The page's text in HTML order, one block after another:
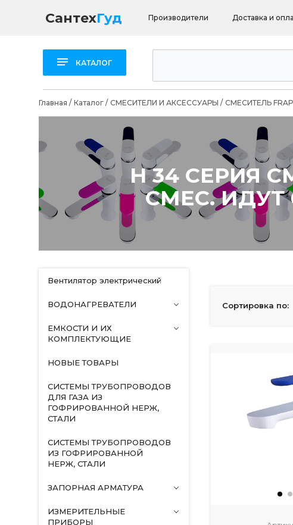
СантехГуд Производители Доставка и
КАТАЛОГ
Главная / Каталог/ СМЕСИТЕЛИ И АКСЕССУАРЫ / СМЕСИТЕЛЬ FRAP
H 34 СЕРИЯ
СМЕС. ИДУТ
Вентилятор электрический
ВОДОНАГРЕВАТЕЛИ
ЕМКОСТИ И ИХ
КОМПЛЕКТУЮЩИЕ
НОВЫЕ ТОВАРЫ
СИСТЕМЫ ТРУБОПРОВОДОВ
ДЛЯ ГАЗА ИЗ
ГОФРИРОВАННОЙ НЕРЖ,
СТАЛИ
СИСТЕМЫ ТРУБОПРОВОДОВ
ИЗ ГОФРИРОВАННОЙ
НЕРЖ, СТАЛИ
ЗАПОРНАЯ АРМАТУРА
ИЗМЕРИТЕЛЬНЫЕ
ПРИБОРЫ
Сортировка по: